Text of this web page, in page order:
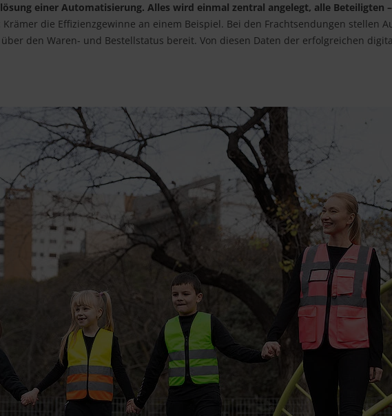
einer Automatisierung. Alles wird einmal zentral angelegt, alle Beteiligten
Krämer die Effizienzgewinne an einem Beispiel. Bei den Frachtsendungen stellen
den Waren- und Bestellstatus bereit. Von diesen Daten der erfolgreichen